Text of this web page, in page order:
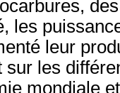
les
leur
les
mondiale